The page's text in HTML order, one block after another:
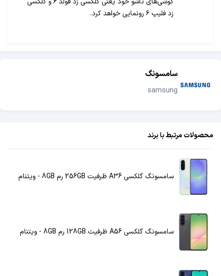
زد فلیپ ۶ رونمایی خواهد کرد.
سامسونگ
samsung
محصولات مرتبط با برند
سامسونگ گلکسی A36 ظرفیت 256GB رم 8GB - ویتنام
سامسونگ گلکسی A56 ظرفیت 128GB رم 8GB - ویتنام